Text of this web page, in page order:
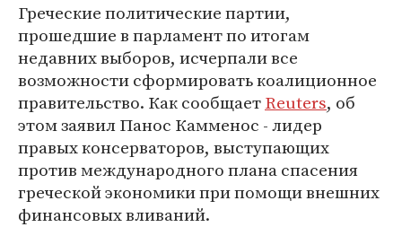
Греческие политические партии,
прошедшие в парламент по итогам
недавних выборов, исчерпали все
возможности сформировать коалиционное
правительство. Как сообщаетReuters, об
этом заявил Панос Камменос - лидер
правых консерваторов, выступающих
против международного плана спасения
греческой экономики при помощи внешних
финансовых вливаний.